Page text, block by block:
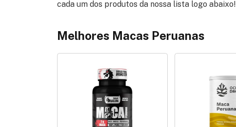
cada um dos produtos da nossa lista logo abaixo!
Melhores Macas Peruanas